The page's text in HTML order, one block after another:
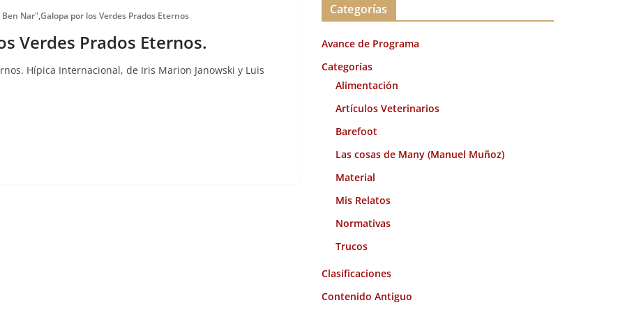
Nar",Galopa por los Verdes Prados Eternos
Verdes Prados Eternos.
Hípica Internacional, de Iris Marion Janowski y Luis
v
o
Categorías
Avance de Programa
Categorías
Alimentación
Artículos Veterinarios
Barefoot
Las cosas de Many (Manuel Muñoz)
Material
Mis Relatos
Normativas
Trucos
Clasificaciones
Contenido Antiguo